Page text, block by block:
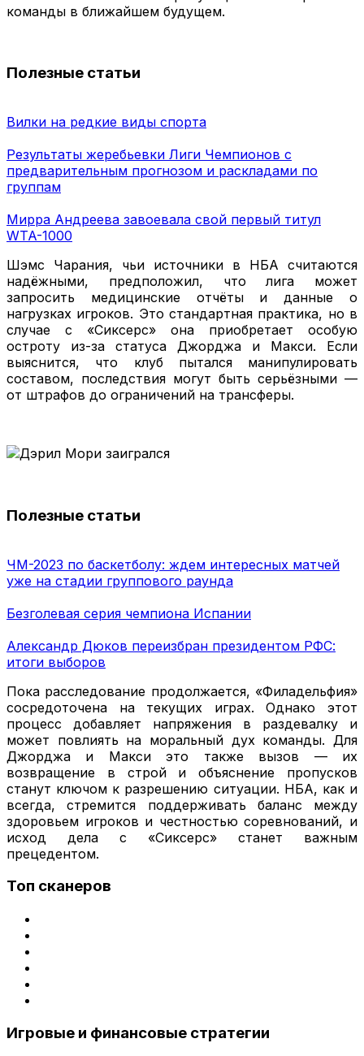
команды в ближайшем будущем.
Полезные статьи
Вилки на редкие виды спорта
Результаты жеребьевки Лиги Чемпионов с
предварительным прогнозом и раскладами по
группам
Мирра Андреева завоевала свой первый титул
WTA-1000
Шэмс Чарания, чьи источники в НБА считаются
надёжными, предположил, что лига может
запросить медицинские отчёты и данные о
нагрузках игроков. Это стандартная практика, но в
случае с «Сиксерс» она приобретает особую
остроту из-за статуса Джорджа и Макси. Если
выяснится, что клуб пытался манипулировать
составом, последствия могут быть серьёзными —
от штрафов до ограничений на трансферы.
Полезные статьи
ЧМ-2023 по баскетболу: ждем интересных матчей
уже на стадии группового раунда
Безголевая серия чемпиона Испании
Александр Дюков переизбран президентом РФС:
итоги выборов
Пока расследование продолжается, «Филадельфия»
сосредоточена на текущих играх. Однако этот
процесс добавляет напряжения в раздевалку и
может повлиять на моральный дух команды. Для
Джорджа и Макси это также вызов — их
возвращение в строй и объяснение пропусков
станут ключом к разрешению ситуации. НБА, как и
всегда, стремится поддерживать баланс между
здоровьем игроков и честностью соревнований, и
исход дела с «Сиксерс» станет важным
прецедентом.
Топ сканеров
Игровые и финансовые стратегии